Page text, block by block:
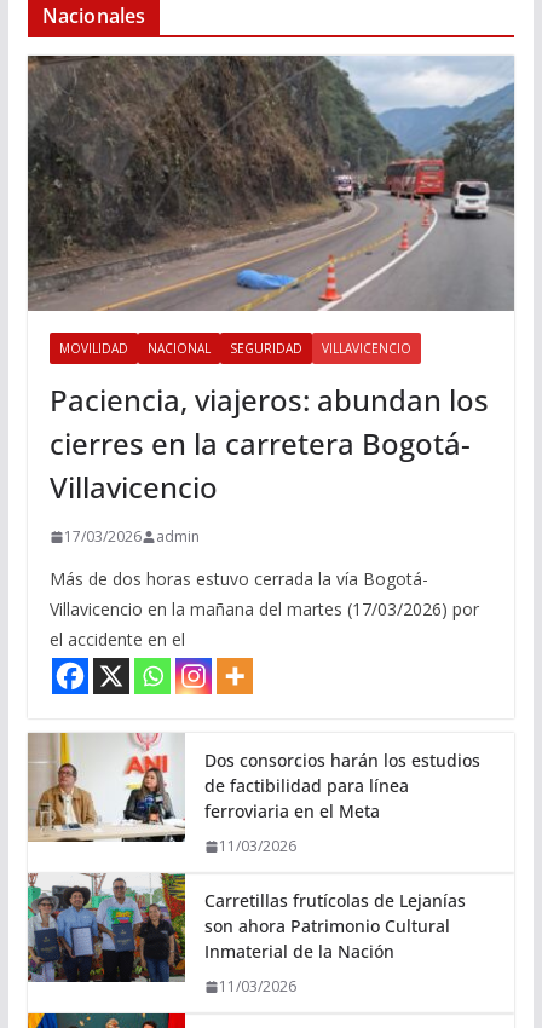
Nacionales
MOVILIDAD NACIONAL SEGURIDAD VILLAVICENCIO
Paciencia, viajeros: abundan los
cierres en la carretera Bogotá-
Villavicencio
17/03/2026 admin
Más de dos horas estuvo cerrada la vía Bogotá-
Villavicencio en la mañana del martes (17/03/2026) por
el accidente en el
Dos consorcios harán los estudios
de factibilidad para línea
ferroviaria en el Meta
11/03/2026
Carretillas frutícolas de Lejanías
son ahora Patrimonio Cultural
Inmaterial de la Nación
11/03/2026